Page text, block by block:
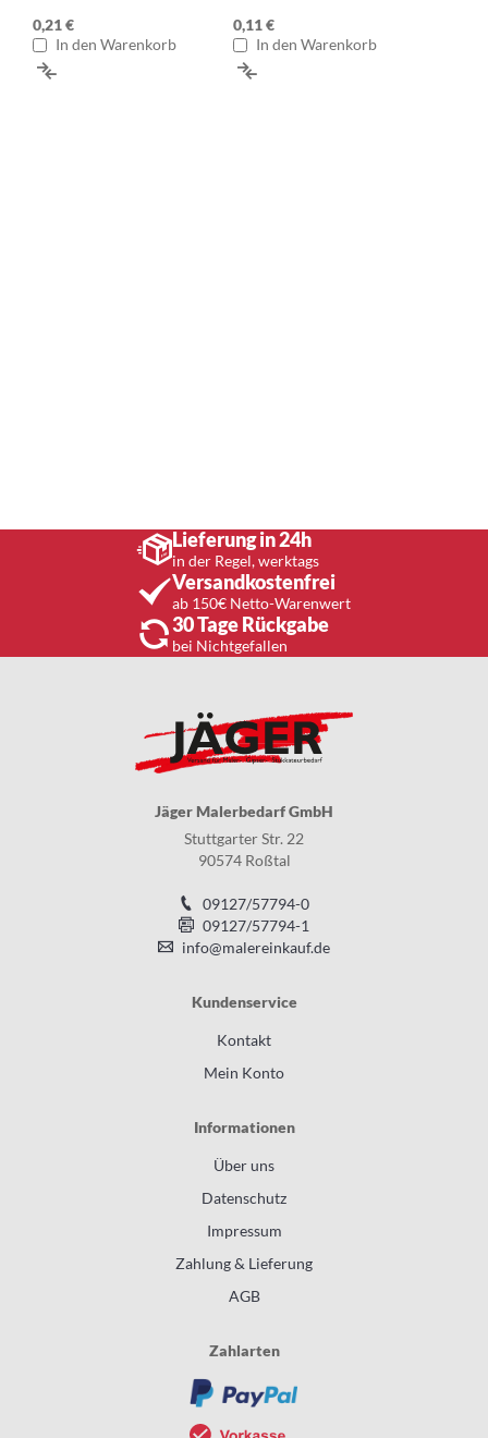
0,21 €
In den Warenkorb
0,11 €
In den Warenkorb
Lieferung in 24h
in der Regel, werktags
Versandkostenfrei
ab 150€ Netto-Warenwert
30 Tage Rückgabe
bei Nichtgefallen
Jäger Malerbedarf GmbH
Stuttgarter Str. 22
90574 Roßtal
09127/57794-0
09127/57794-1
info@malereinkauf.de
Kundenservice
Kontakt
Mein Konto
Informationen
Über uns
Datenschutz
Impressum
Zahlung & Lieferung
AGB
Zahlarten